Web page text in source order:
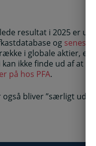
resultat i 2025 er
og seneste
i globale aktier, er
ikke finde ud af at
på hos PFA.
bliver ”særligt